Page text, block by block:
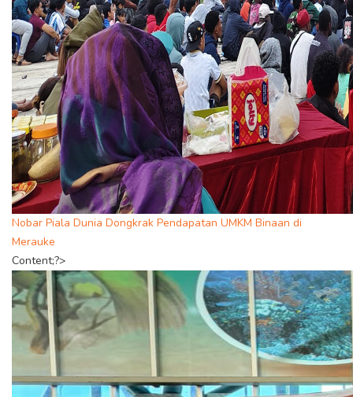
Nobar Piala Dunia Dongkrak Pendapatan UMKM Binaan di
Merauke
Content;?>